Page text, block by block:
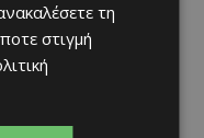
τη
στιγμή